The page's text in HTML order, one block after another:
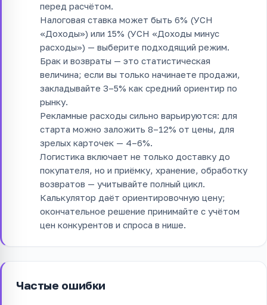
перед расчётом.
Налоговая ставка может быть 6% (УСН
«Доходы») или 15% (УСН «Доходы минус
расходы») — выберите подходящий режим.
Брак и возвраты — это статистическая
величина; если вы только начинаете продажи,
закладывайте 3–5% как средний ориентир по
рынку.
Рекламные расходы сильно варьируются: для
старта можно заложить 8–12% от цены, для
зрелых карточек — 4–6%.
Логистика включает не только доставку до
покупателя, но и приёмку, хранение, обработку
возвратов — учитывайте полный цикл.
Калькулятор даёт ориентировочную цену;
окончательное решение принимайте с учётом
цен конкурентов и спроса в нише.
Частые ошибки